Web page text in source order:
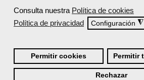
Consulta nuestra Política de cookies
Política de privacidad
Configuración ◮
Permitir cookies Permitir
Rechazar
Accede con tu nombre de usuario y
sesión con Facebook, Google o LinkedIn: